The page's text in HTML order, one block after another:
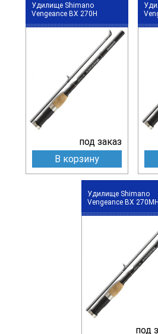
Удилище Shimano
Vengeance BX 270H
под заказ
В корзину
Удилище Shimano
Vengeance BX 270MH
под